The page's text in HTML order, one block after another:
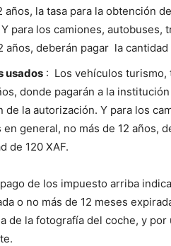
años, la tasa para la obtención
para los camiones, autobuses,
años, deberán pagar la
usados : Los vehículos turismo,
donde pagarán a la
de la autorización. Y para los
en general, no más de 12 años,
de 120 XAF.
de los impuesto arriba
o no más de 12 meses
de la fotografía del coche, y